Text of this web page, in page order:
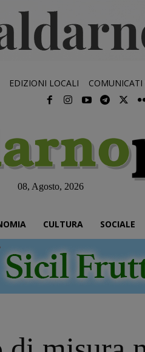
EDIZIONI LOCALI
08, Agosto, 2026
CULTURA SOCIALE